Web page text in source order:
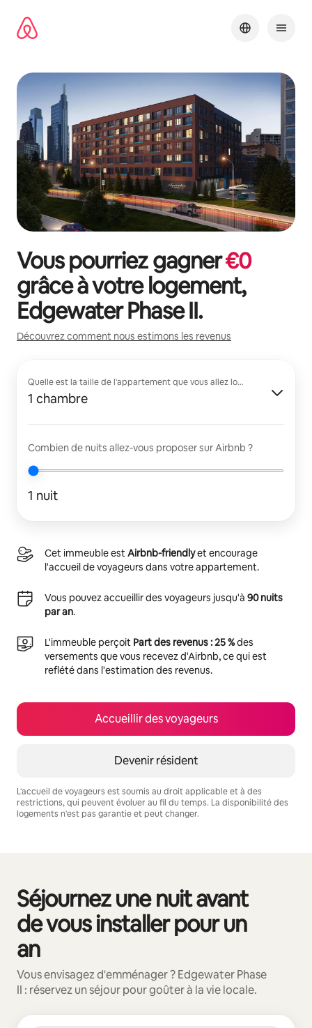
directement
Vous pourriez gagner€0
grâce à votre logement,
Edgewater Phase II.
Découvrez comment nous estimons les revenus
Quelle est la taille de l'appartement que vous allez louer ?
1 chambre
Combien de nuits allez-vous proposer sur Airbnb ?
1 nuit
Cet immeuble estAirbnb-friendlyet encourage
l'accueil de voyageurs dans votre appartement.
Vous pouvez accueillir des voyageurs jusqu'à 90 nuits
par an.
L'immeuble perçoit Part des revenus : 25 %des
versements que vous recevez d'Airbnb, ce qui est
reflété dans l'estimation des revenus.
Accueillir des voyageurs
Devenir résident
L'accueil de voyageurs est soumis au droit applicable et à des
restrictions, qui peuvent évoluer au fil du temps. La disponibilité des
logements n'est pas garantie et peut changer.
Séjournez une nuit avant
de vous installer pour un
an
Vous envisagez d'emménager ? Edgewater Phase
II : réservez un séjour pour goûter à la vie locale.
0 sur 0 élément visible